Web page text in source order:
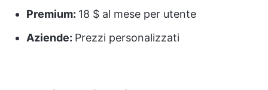
Premium: 18 $ al mese per utente
Aziende: Prezzi personalizzati